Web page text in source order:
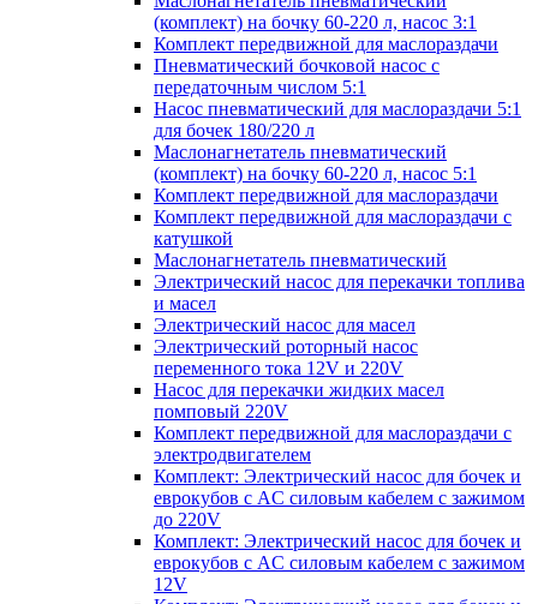
(комплект) на бочку 60-220 л, насос 3:1
Комплект передвижной для маслораздачи
Пневматический бочковой насос с
передаточным числом 5:1
Насос пневматический для маслораздачи 5:1
для бочек 180/220 л
Маслонагнетатель пневматический
(комплект) на бочку 60-220 л, насос 5:1
Комплект передвижной для маслораздачи
Комплект передвижной для маслораздачи с
катушкой
Маслонагнетатель пневматический
Электрический насос для перекачки топлива
и масел
Электрический насос для масел
Электрический роторный насос
переменного тока 12V и 220V
Насос для перекачки жидких масел
помповый 220V
Комплект передвижной для маслораздачи с
электродвигателем
Комплект: Электрический насос для бочек и
еврокубов с AC силовым кабелем с зажимом
до 220V
Комплект: Электрический насос для бочек и
еврокубов с AC силовым кабелем с зажимом
12V